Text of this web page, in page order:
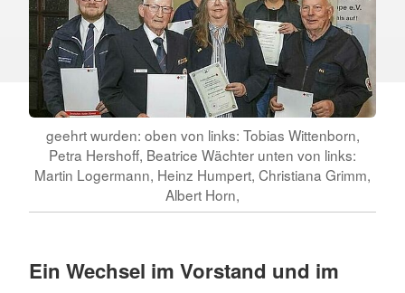
geehrt wurden: oben von links: Tobias Wittenborn,
Petra Hershoff, Beatrice Wächter unten von links:
Martin Logermann, Heinz Humpert, Christiana Grimm,
Albert Horn,
Ein Wechsel im Vorstand und im